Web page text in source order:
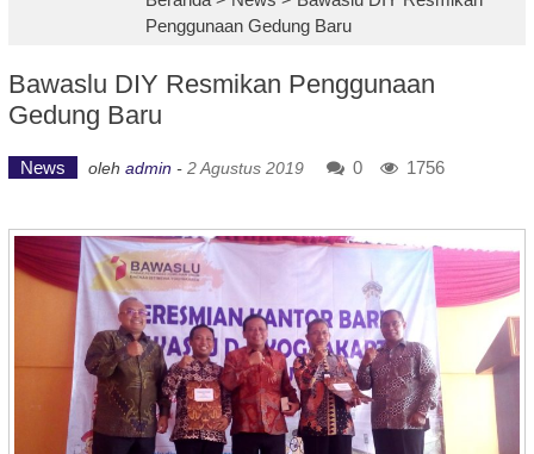
Penggunaan Gedung Baru
Bawaslu DIY Resmikan Penggunaan
Gedung Baru
News oleh admin - 2 Agustus 2019 0 1756